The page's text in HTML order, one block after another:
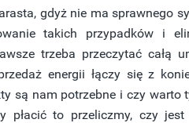
gdyż nie ma sprawnego
takich przypadków i
trzeba przeczytać całą
energii łączy się z
są nam potrzebne i czy warto
płacić to przeliczmy, czy